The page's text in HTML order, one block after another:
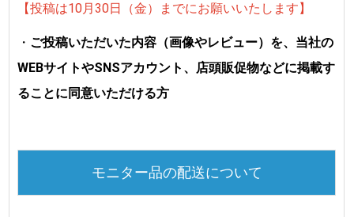
【投稿は10月30日（金）までにお願いいたします】
・ ご投稿いただいた内容（画像やレビュー）を、当社の
WEBサイトやSNSアカウント、店頭販促物などに掲載す
ることに同意いただける方
モニター品の配送について